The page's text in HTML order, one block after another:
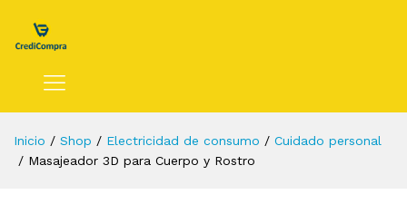
Inicio / Shop / Electricidad de consumo / Cuidado personal
/ Masajeador 3D para Cuerpo y Rostro